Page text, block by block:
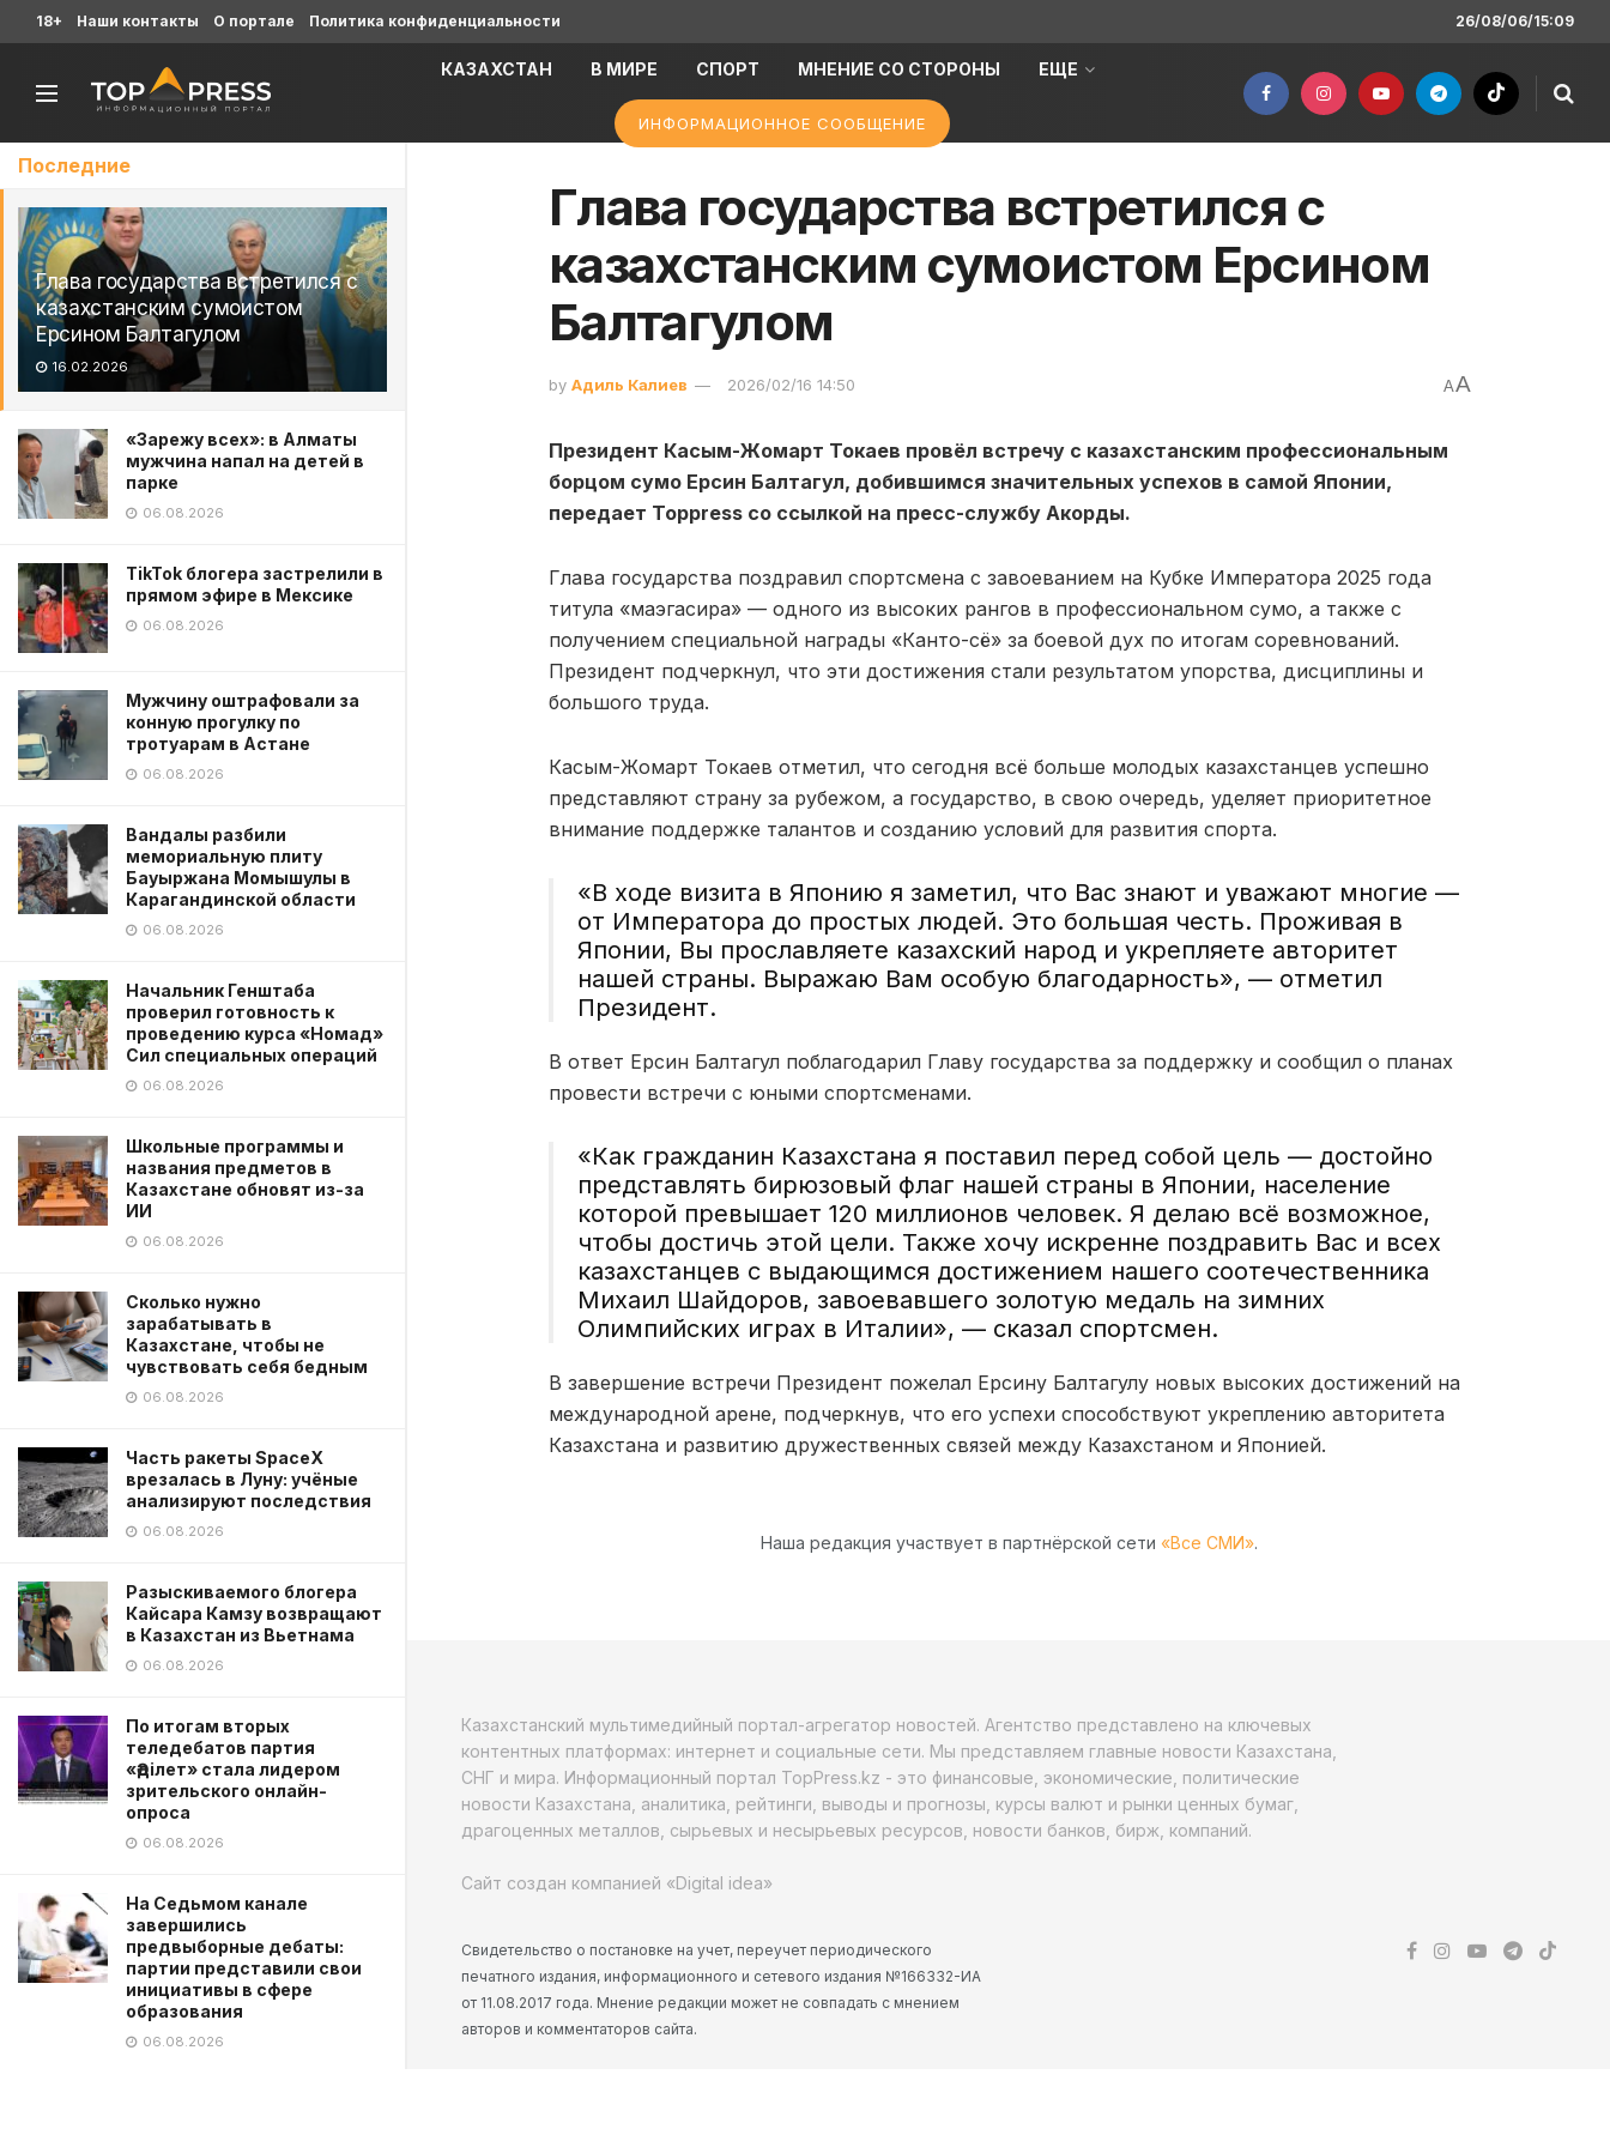
Последние
Глава государства встретился с
казахстанским сумоистом
Ерсином Балтагулом
16.02.2026
«Зарежу всех»: в Алматы
мужчина напал на детей в
парке
06.08.2026
TikTok блогера застрелили в
прямом эфире в Мексике
06.08.2026
Мужчину оштрафовали за
конную прогулку по
тротуарам в Астане
06.08.2026
Вандалы разбили
мемориальную плиту
Бауыржана Момышулы в
Карагандинской области
06.08.2026
Начальник Генштаба
проверил готовность к
проведению курса «Номад»
Сил специальных операций
06.08.2026
Школьные программы и
названия предметов в
Казахстане обновят из-за
ИИ
06.08.2026
Сколько нужно
зарабатывать в
Казахстане, чтобы не
чувствовать себя бедным
06.08.2026
Часть ракеты SpaceX
врезалась в Луну: учёные
анализируют последствия
06.08.2026
Разыскиваемого блогера
Кайсара Камзу возвращают
в Казахстан из Вьетнама
06.08.2026
По итогам вторых
теледебатов партия
«Әділет» стала лидером
зрительского онлайн-
опроса
06.08.2026
На Седьмом канале
завершились
предвыборные дебаты:
партии представили свои
инициативы в сфере
образования
06.08.2026
18+ Наши контакты О портале Политика конфиденциальности 26/08/06/15:09
КАЗАХСТАН В МИРЕ СПОРТ МНЕНИЕ СО СТОРОНЫ ЕЩЕ
ИНФОРМАЦИОННОЕ СООБЩЕНИЕ
Глава государства встретился с
казахстанским сумоистом Ерсином
Балтагулом
by Адиль Калиев 2026/02/16 14:50 AA
Президент Касым-Жомарт Токаев провёл встречу с казахстанским профессиональным
борцом сумо Ерсин Балтагул, добившимся значительных успехов в самой Японии,
передает Toppress со ссылкой на пресс-службу Акорды.
Глава государства поздравил спортсмена с завоеванием на Кубке Императора 2025 года
титула «маэгасира» — одного из высоких рангов в профессиональном сумо, а также с
получением специальной награды «Канто-сё» за боевой дух по итогам соревнований.
Президент подчеркнул, что эти достижения стали результатом упорства, дисциплины и
большого труда.
Касым-Жомарт Токаев отметил, что сегодня всё больше молодых казахстанцев успешно
представляют страну за рубежом, а государство, в свою очередь, уделяет приоритетное
внимание поддержке талантов и созданию условий для развития спорта.
«В ходе визита в Японию я заметил, что Вас знают и уважают многие —
от Императора до простых людей. Это большая честь. Проживая в
Японии, Вы прославляете казахский народ и укрепляете авторитет
нашей страны. Выражаю Вам особую благодарность», — отметил
Президент.
В ответ Ерсин Балтагул поблагодарил Главу государства за поддержку и сообщил о планах
провести встречи с юными спортсменами.
«Как гражданин Казахстана я поставил перед собой цель — достойно
представлять бирюзовый флаг нашей страны в Японии, население
которой превышает 120 миллионов человек. Я делаю всё возможное,
чтобы достичь этой цели. Также хочу искренне поздравить Вас и всех
казахстанцев с выдающимся достижением нашего соотечественника
Михаил Шайдоров, завоевавшего золотую медаль на зимних
Олимпийских играх в Италии», — сказал спортсмен.
В завершение встречи Президент пожелал Ерсину Балтагулу новых высоких достижений на
международной арене, подчеркнув, что его успехи способствуют укреплению авторитета
Казахстана и развитию дружественных связей между Казахстаном и Японией.
Наша редакция участвует в партнёрской сети «Все СМИ».
Казахстанский мультимедийный портал-агрегатор новостей. Агентство представлено на ключевых
контентных платформах: интернет и социальные сети. Мы представляем главные новости Казахстана,
СНГ и мира. Информационный портал TopPress.kz - это финансовые, экономические, политические
новости Казахстана, аналитика, рейтинги, выводы и прогнозы, курсы валют и рынки ценных бумаг,
драгоценных металлов, сырьевых и несырьевых ресурсов, новости банков, бирж, компаний.
Сайт создан компанией «Digital idea»
Свидетельство о постановке на учет, переучет периодического
печатного издания, информационного и сетевого издания №166332-ИА
от 11.08.2017 года. Мнение редакции может не совпадать с мнением
авторов и комментаторов сайта.